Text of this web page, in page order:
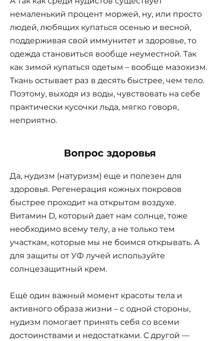
немаленький процент моржей, ну, или просто
людей, любящих купаться осенью и весной,
поддерживая свой иммунитет и здоровье, то
одежда становиться вообще неуместной. Так
как зимой купаться одетым – вообще мазохизм.
Ткань остывает раз в десять быстрее, чем тело.
Поэтому, выходя из воды, чувствовать на себе
практически кусочки льда, мягко говоря,
неприятно.
Вопрос здоровья
Да, нудизм (натуризм) еще и полезен для
здоровья. Регенерация кожных покровов
быстрее проходит на открытом воздухе.
Витамин D, который дает нам солнце, тоже
необходимо всему телу, а не только тем
участкам, которые мы не боимся открывать. А
для защиты от УФ лучей используйте
солнцезащитный крем.
Ещё один важный момент красоты тела и
активного образа жизни – с одной стороны,
нудизм помогает принять себя со всеми
достоинствами и недостатками. С другой —